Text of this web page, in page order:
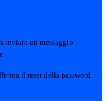
inviato un messaggio
il reset della password